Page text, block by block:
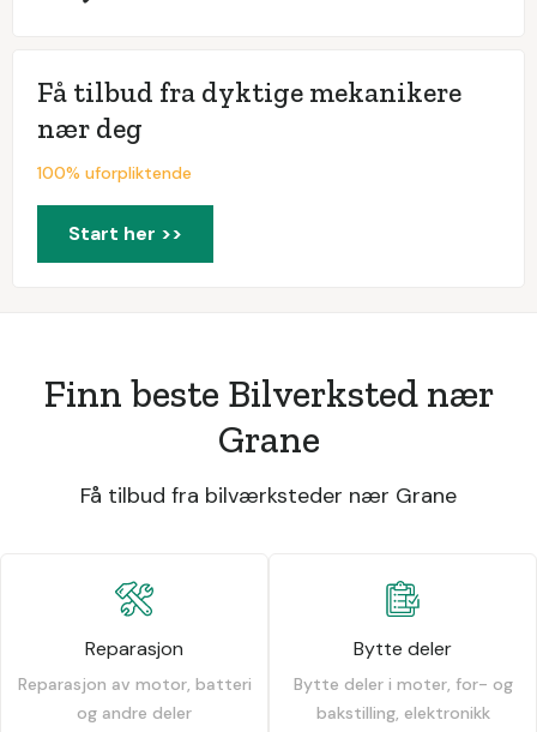
Få tilbud fra dyktige mekanikere
nær deg
100% uforpliktende
Start her >>
Finn beste Bilverksted nær
Grane
Få tilbud fra bilværksteder nær Grane
Reparasjon
Reparasjon av motor, batteri
og andre deler
Bytte deler
Bytte deler i moter, for- og
bakstilling, elektronikk